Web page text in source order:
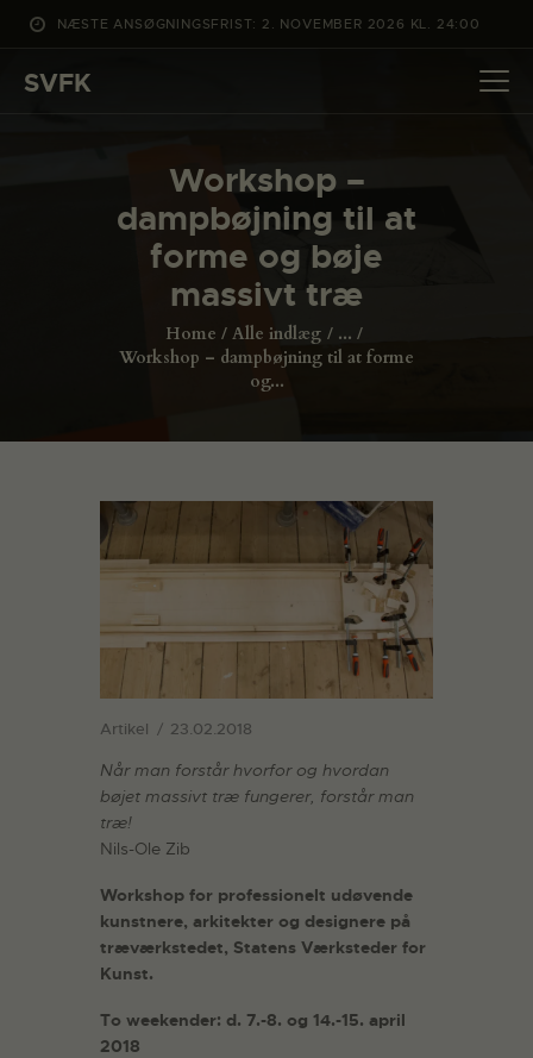
NÆSTE ANSØGNINGSFRIST: 2. NOVEMBER 2026 KL. 24:00
SVFK
Workshop –
dampbøjning til at
forme og bøje
massivt træ
Home Alle indlæg
...
Workshop – dampbøjning til at forme
og...
DET SKER
PROJEKTER
CHANNEL
ENGLISH
Artikel 23.02.2018
Når man forstår hvorfor og hvordan
bøjet massivt træ fungerer, forstår man
træ!
Nils-Ole Zib
Workshop for professionelt udøvende
kunstnere, arkitekter og designere på
træværkstedet, Statens Værksteder for
Kunst.
To weekender: d. 7.-8. og 14.-15. april
2018